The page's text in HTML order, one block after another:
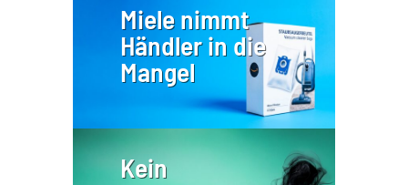
Miele nimmt
Händler in die
Mangel
Kein